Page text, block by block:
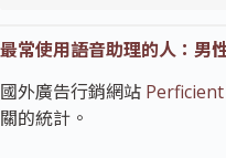
最常使用語音助理的人：男
國外廣告行銷網站 Perficient
關的統計。